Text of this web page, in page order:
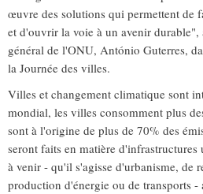
œuvre des solutions qui permettent de
et d'ouvrir la voie à un avenir durable",
général de l'ONU, António Guterres,
la Journée des villes.
Villes et changement climatique sont
mondial, les villes consomment plus
sont à l'origine de plus de 70% des
seront faits en matière d'infrastructures
à venir - qu'il s'agisse d'urbanisme, de
production d'énergie ou de transports